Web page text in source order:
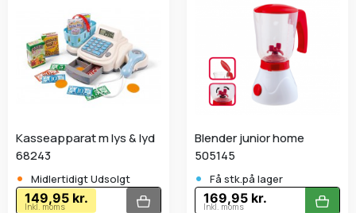
Kasseapparat m lys & lyd
68243
• Midlertidigt Udsolgt
149,95 kr.
Inkl. moms
Blender junior home
505145
• Få stk.på lager
169,95 kr.
Inkl. moms